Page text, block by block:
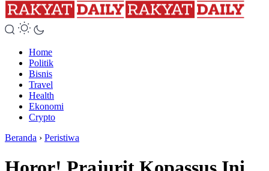
Home
Politik
Bisnis
Travel
Health
Ekonomi
Crypto
Beranda › Peristiwa